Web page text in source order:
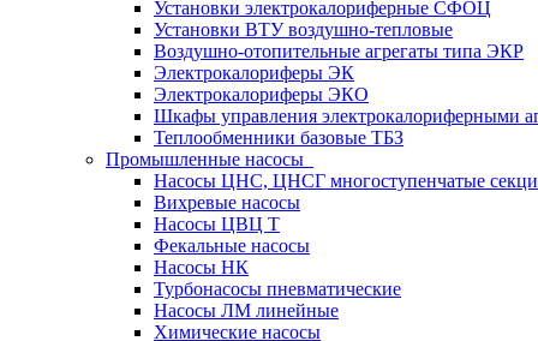
Установки электрокалориферные СФОЦ
Установки ВТУ воздушно-тепловые
Воздушно-отопительные агрегаты типа ЭКР
Электрокалориферы ЭК
Электрокалориферы ЭКО
Шкафы управления электрокалориферными
Теплообменники базовые ТБЗ
Промышленные насосы
Насосы ЦНС, ЦНСГ многоступенчатые
Вихревые насосы
Насосы ЦВЦ Т
Фекальные насосы
Насосы НК
Турбонасосы пневматические
Насосы ЛМ линейные
Химические насосы